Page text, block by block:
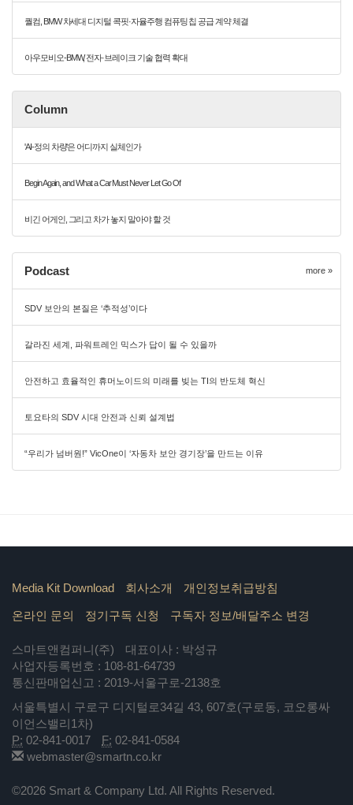
퀄컴, BMW 차세대 디지털 콕핏·자율주행 컴퓨팅 칩 공급 계약 체결
아우모비오-BMW, 전자·브레이크 기술 협력 확대
Column
'AI-정의 차량'은 어디까지 실체인가
Begin Again, and What a Car Must Never Let Go Of
비긴 어게인, 그리고 차가 놓지 말아야 할 것
Podcast more »
SDV 보안의 본질은 ‘추적성’이다
갈라진 세계, 파워트레인 믹스가 답이 될 수 있을까
안전하고 효율적인 휴머노이드의 미래를 빚는 TI의 반도체 혁신
토요타의 SDV 시대 안전과 신뢰 설계법
“우리가 넘버원!” VicOne이 ‘자동차 보안 경기장’을 만드는 이유
Media Kit Download 회사소개 개인정보취급방침
온라인 문의 정기구독 신청 구독자 정보/배달주소 변경
스마트앤컴퍼니(주)
대표이사 : 박성규
사업자등록번호 : 108-81-64739
통신판매업신고 : 2019-서울구로-2138호
서울특별시 구로구 디지털로34길 43, 607호(구로동, 코오롱싸
이언스밸리1차)
P: 02-841-0017 F: 02-841-0584
webmaster@smartn.co.kr
©2026 Smart & Company Ltd. All Rights Reserved.